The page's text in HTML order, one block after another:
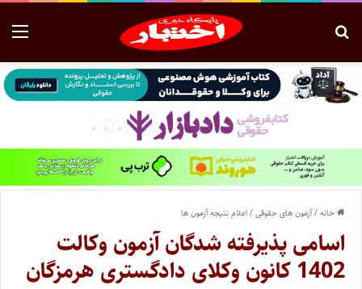
خانه/آزمون های حقوقی/اعلام نتیجه آزمون ها
اسامی پذیرفته شدگان آزمون وکالت
1402 کانون وکلای دادگستری هرمزگان